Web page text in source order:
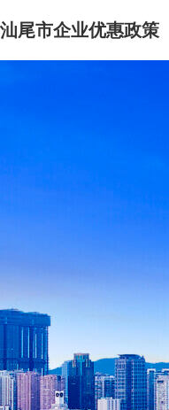
汕尾市企业优惠政策